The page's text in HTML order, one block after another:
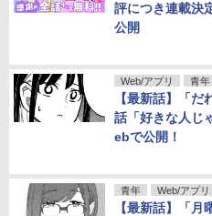
評につき連載決
公開
Web/アプリ 青年
【最新話】「
話「好きな人じ
ebで公開！
青年 Web/アプリ
【最新話】「